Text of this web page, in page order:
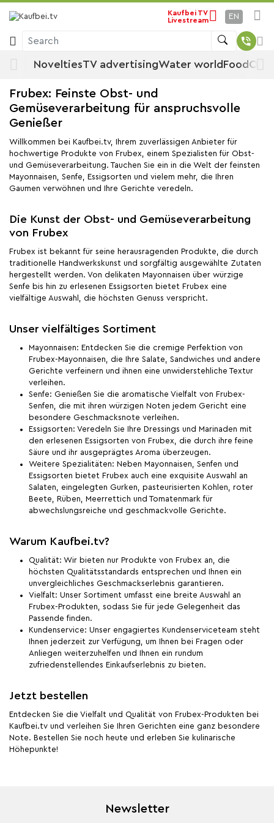
Kaufbei TV
Livestream
EN
Search
NoveltiesTV advertisingWater world Food
Home By manufacturer
Frubex
Frubex: Feinste Obst- und
Gemüseverarbeitung für anspruchsvolle
Genießer
Willkommen bei Kaufbei.tv, Ihrem zuverlässigen Anbieter für
hochwertige Produkte von Frubex, einem Spezialisten für Obst-
und Gemüseverarbeitung. Tauchen Sie ein in die Welt der feinsten
Mayonnaisen, Senfe, Essigsorten und vielem mehr, die Ihren
Gaumen verwöhnen und Ihre Gerichte veredeln.
Die Kunst der Obst- und Gemüseverarbeitung
von Frubex
Frubex ist bekannt für seine herausragenden Produkte, die durch
traditionelle Handwerkskunst und sorgfältig ausgewählte Zutaten
hergestellt werden. Von delikaten Mayonnaisen über würzige
Senfe bis hin zu erlesenen Essigsorten bietet Frubex eine
vielfältige Auswahl, die höchsten Genuss verspricht.
Unser vielfältiges Sortiment
Mayonnaisen: Entdecken Sie die cremige Perfektion von
Frubex-Mayonnaisen, die Ihre Salate, Sandwiches und andere
Gerichte verfeinern und ihnen eine unwiderstehliche Textur
verleihen.
Senfe: Genießen Sie die aromatische Vielfalt von Frubex-
Senfen, die mit ihren würzigen Noten jedem Gericht eine
besondere Geschmacksnote verleihen.
Essigsorten: Veredeln Sie Ihre Dressings und Marinaden mit
den erlesenen Essigsorten von Frubex, die durch ihre feine
Säure und ihr ausgeprägtes Aroma überzeugen.
Weitere Spezialitäten: Neben Mayonnaisen, Senfen und
Essigsorten bietet Frubex auch eine exquisite Auswahl an
Salaten, eingelegten Gurken, pasteurisierten Kohlen, roter
Beete, Rüben, Meerrettich und Tomatenmark für
abwechslungsreiche und geschmackvolle Gerichte.
Warum Kaufbei.tv?
Qualität: Wir bieten nur Produkte von Frubex an, die
höchsten Qualitätsstandards entsprechen und Ihnen ein
unvergleichliches Geschmackserlebnis garantieren.
Vielfalt: Unser Sortiment umfasst eine breite Auswahl an
Frubex-Produkten, sodass Sie für jede Gelegenheit das
Passende finden.
Kundenservice: Unser engagiertes Kundenserviceteam steht
Ihnen jederzeit zur Verfügung, um Ihnen bei Fragen oder
Anliegen weiterzuhelfen und Ihnen ein rundum
zufriedenstellendes Einkaufserlebnis zu bieten.
Jetzt bestellen
Entdecken Sie die Vielfalt und Qualität von Frubex-Produkten bei
Kaufbei.tv und verleihen Sie Ihren Gerichten eine ganz besondere
Note. Bestellen Sie noch heute und erleben Sie kulinarische
Höhepunkte!
Newsletter